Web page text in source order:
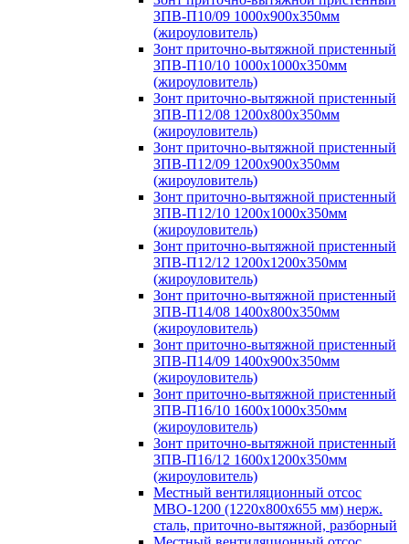
ЗПВ-П10/09 1000х900х350мм
(жироуловитель)
Зонт приточно-вытяжной пристенный
ЗПВ-П10/10 1000х1000х350мм
(жироуловитель)
Зонт приточно-вытяжной пристенный
ЗПВ-П12/08 1200х800х350мм
(жироуловитель)
Зонт приточно-вытяжной пристенный
ЗПВ-П12/09 1200х900х350мм
(жироуловитель)
Зонт приточно-вытяжной пристенный
ЗПВ-П12/10 1200х1000х350мм
(жироуловитель)
Зонт приточно-вытяжной пристенный
ЗПВ-П12/12 1200х1200х350мм
(жироуловитель)
Зонт приточно-вытяжной пристенный
ЗПВ-П14/08 1400х800х350мм
(жироуловитель)
Зонт приточно-вытяжной пристенный
ЗПВ-П14/09 1400х900х350мм
(жироуловитель)
Зонт приточно-вытяжной пристенный
ЗПВ-П16/10 1600х1000х350мм
(жироуловитель)
Зонт приточно-вытяжной пристенный
ЗПВ-П16/12 1600х1200х350мм
(жироуловитель)
Местный вентиляционный отсос
МВО-1200 (1220х800х655 мм) нерж.
сталь, приточно-вытяжной, разборный